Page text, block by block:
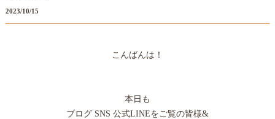
2023/10/15
こんばんは！
本日も
ブログ SNS 公式LINEをご覧の皆様&